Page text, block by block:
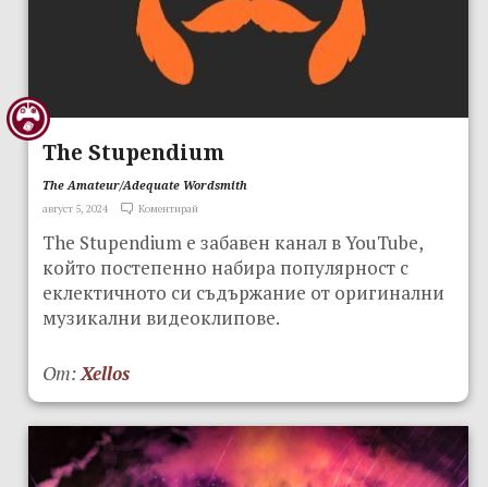
The Stupendium
The Amateur/Adequate Wordsmith
август 5, 2024 Коментирай
The Stupendium е забавен канал в YouTube,
който постепенно набира популярност с
еклектичното си съдържание от оригинални
музикални видеоклипове.
От:Xellos